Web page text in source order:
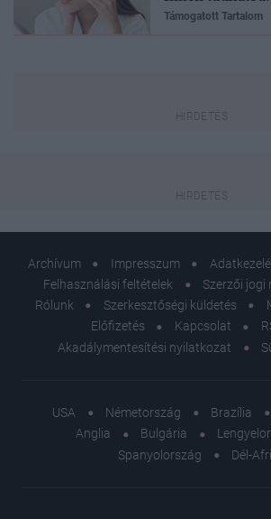
Támogatott Tartalom
Archívum Impresszum
Felhasználási feltételek
Szerzői
Rólunk
Szerkesztőségi küldetés
Előfizetés
Kapcsolat
Akadálymentesítési nyilatkozat
USA Németország Brazília
Anglia
Bulgária
Spanyolország
Dél-